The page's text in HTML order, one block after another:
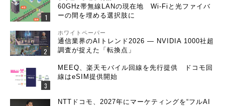
60GHz帯無線LANの現在地 Wi-Fiと光ファイバ
ーの間を埋める選択肢に
ホワイトペーパー
通信業界のAIトレンド2026 ― NVIDIA 1000社超
調査が捉えた「転換点」
MEEQ、楽天モバイル回線を先行提供 ドコモ回
線はeSIM提供開始
NTTドコモ、2027年にマーケティングを“フルAI